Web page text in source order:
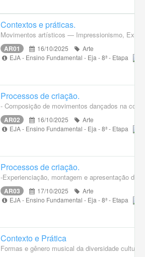
Contextos e práticas.
Movimentos artísticos — Impressionismo,
AR01 16/10/2025
Arte
EJA - Ensino Fundamental - Eja - 8ª - Etapa
Processos de criação.
- Composição de movimentos dançados na
AR02 16/10/2025
Arte
EJA - Ensino Fundamental - Eja - 8ª - Etapa
Processos de criação.
-Experienciação, montagem e apresentação de
AR03 17/10/2025
Arte
EJA - Ensino Fundamental - Eja - 8ª - Etapa
Contexto e Prática
Formas e gênero musical da diversidade